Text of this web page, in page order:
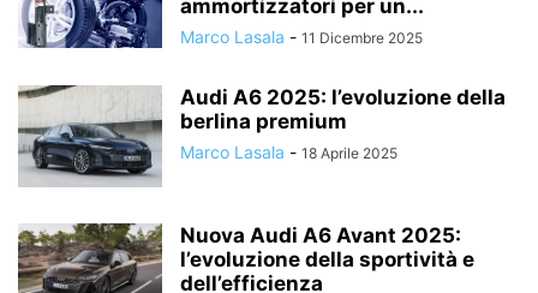
ammortizzatori per un...
Marco Lasala - 11 Dicembre 2025
Audi A6 2025: l’evoluzione della
berlina premium
Marco Lasala - 18 Aprile 2025
Nuova Audi A6 Avant 2025:
l’evoluzione della sportività e
dell’efficienza